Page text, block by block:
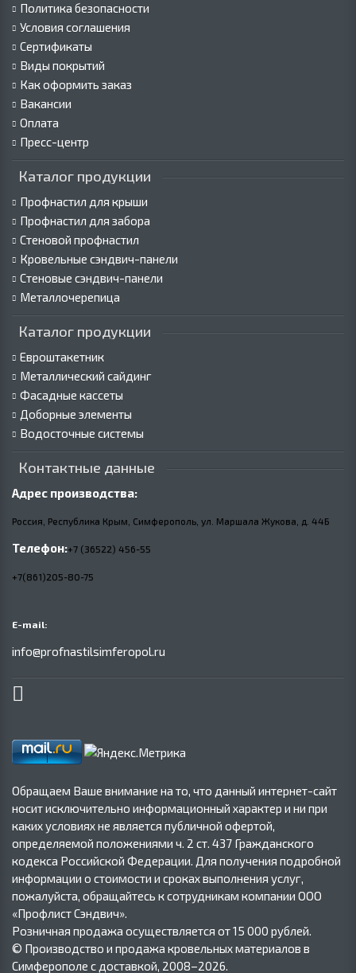
Политика безопасности
Условия соглашения
Сертификаты
Виды покрытий
Как оформить заказ
Вакансии
Оплата
Пресс-центр
Каталог продукции
Профнастил для крыши
Профнастил для забора
Стеновой профнастил
Кровельные сэндвич-панели
Стеновые сэндвич-панели
Металлочерепица
Каталог продукции
Евроштакетник
Металлический сайдинг
Фасадные кассеты
Доборные элементы
Водосточные системы
Контактные данные
Адрес производства:
Россия, Республика Крым, Симферополь, ул. Маршала Жукова, д. 44Б
Телефон:+7 (36522) 456-55
+7(861)205-80-75
E-mail:
info@profnastilsimferopol.ru
Обращаем Ваше внимание на то, что данный интернет-сайт
носит исключительно информационный характер и ни при
каких условиях не является публичной офертой,
определяемой положениями ч. 2 ст. 437 Гражданского
кодекса Российской Федерации. Для получения подробной
информации о стоимости и сроках выполнения услуг,
пожалуйста, обращайтесь к сотрудникам компании ООО
«Профлист Сэндвич».
Розничная продажа осуществляется от 15 000 рублей.
© Производство и продажа кровельных материалов в
Симферополе с доставкой, 2008–2026.